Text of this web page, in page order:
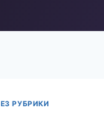
РУБРИКИ